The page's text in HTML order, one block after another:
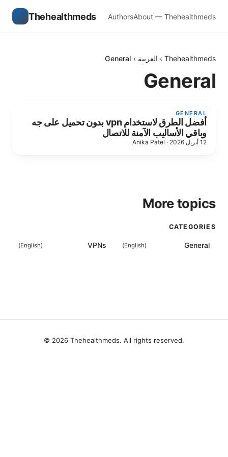
Thehealthmeds AuthorsAbout — Thehealthmeds
Thehealthmeds
› العربية ›
General
General
GENERAL
أفضل الطرق لاستخدام vpn بدون تحميل على جه
وباقي الأساليب الآمنة للاتصال
12 أبريل 2026 ·
Anika Patel
More topics
CATEGORIES
General
(
English
)
VPNs
(
English
)
© 2026 Thehealthmeds. All rights reserved.